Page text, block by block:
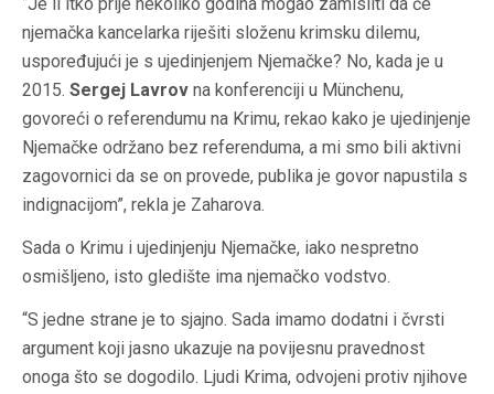
njemačka kancelarka riješiti složenu krimsku dilemu,
uspoređujući je s ujedinjenjem Njemačke? No, kada je u
2015. Sergej Lavrov na konferenciji u Münchenu,
govoreći o referendumu na Krimu, rekao kako je ujedinjenje
Njemačke održano bez referenduma, a mi smo bili aktivni
zagovornici da se on provede, publika je govor napustila s
indignacijom”, rekla je Zaharova.
Sada o Krimu i ujedinjenju Njemačke, iako nespretno
osmišljeno, isto gledište ima njemačko vodstvo.
“S jedne strane je to sjajno. Sada imamo dodatni i čvrsti
argument koji jasno ukazuje na povijesnu pravednost
onoga što se dogodilo. Ljudi Krima, odvojeni protiv njihove